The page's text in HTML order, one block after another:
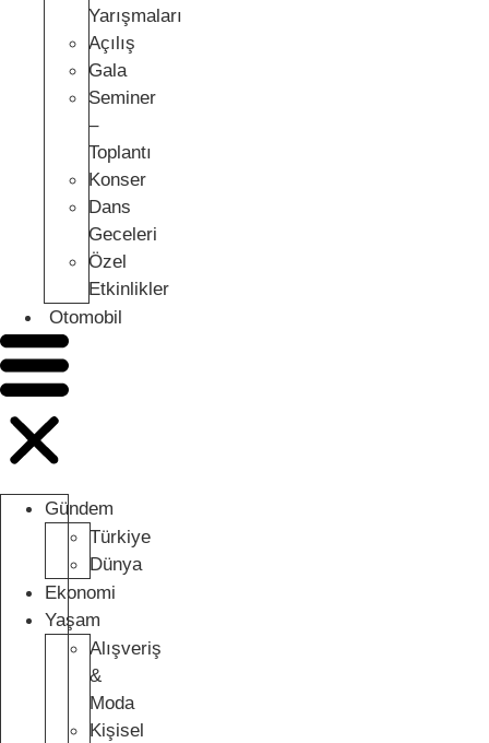
Yarışmaları
Açılış
Gala
Seminer
–
Toplantı
Konser
Dans
Geceleri
Özel
Etkinlikler
Otomobil
Gündem
Türkiye
Dünya
Ekonomi
Yaşam
Alışveriş
&
Moda
Kişisel